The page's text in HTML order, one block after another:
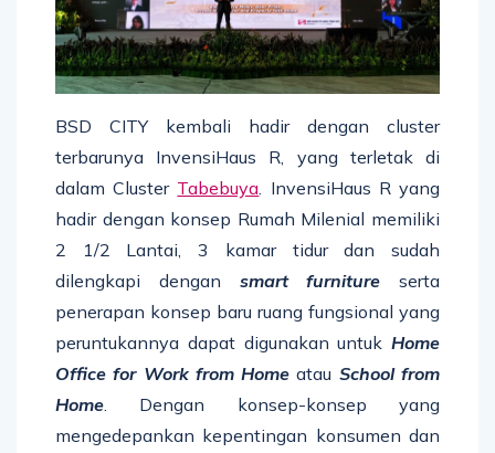
BSD CITY kembali hadir dengan cluster
terbarunya InvensiHaus R, yang terletak di
dalam Cluster Tabebuya . InvensiHaus R yang
hadir dengan konsep Rumah Milenial memiliki
2 1/2 Lantai, 3 kamar tidur dan sudah
dilengkapi dengan smart furniture serta
penerapan konsep baru ruang fungsional yang
peruntukannya dapat digunakan untuk Home
Office for Work fromHome atau Schoolfrom
Home . Dengan konsep-konsep yang
mengedepankan kepentingan konsumen dan